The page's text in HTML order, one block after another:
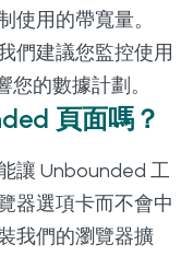
使用的帶寬量。
們建議您監控使用
的數據計劃。
頁面嗎？
讓 Unbounded 工
器選項卡而不會中
我們的瀏覽器擴